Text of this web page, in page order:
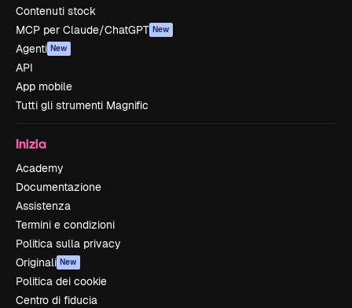
Contenuti stock
MCP per Claude/ChatGPT New
Agenti New
API
App mobile
Tutti gli strumenti Magnific
Inizia
Academy
Documentazione
Assistenza
Termini e condizioni
Politica sulla privacy
Originali New
Politica dei cookie
Centro di fiducia